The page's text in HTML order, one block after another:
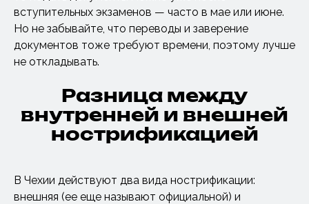
вступительных экзаменов — часто в мае или июне.
Но не забывайте, что переводы и заверение
документов тоже требуют времени, поэтому лучше
не откладывать.
Разница между
внутренней и внешней
нострификацией
В Чехии действуют два вида нострификации:
внешняя (ее еще называют официальной) и